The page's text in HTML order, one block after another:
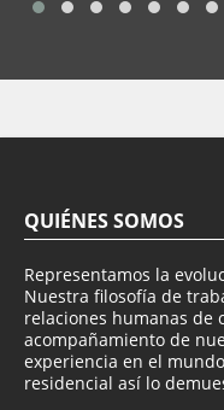
QUIÉNES SOMOS
Representamos la
Nuestra filosofía de
relaciones humanas de
acompañamiento de
experiencia en el
residencial así lo